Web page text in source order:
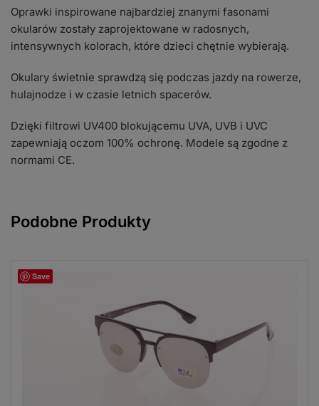
Oprawki inspirowane najbardziej znanymi fasonami
okularów zostały zaprojektowane w radosnych,
intensywnych kolorach, które dzieci chętnie wybierają.
Okulary świetnie sprawdzą się podczas jazdy na rowerze,
hulajnodze i w czasie letnich spacerów.
Dzięki filtrowi UV400 blokującemu UVA, UVB i UVC
zapewniają oczom 100% ochronę. Modele są zgodne z
normami CE.
Podobne Produkty
Save